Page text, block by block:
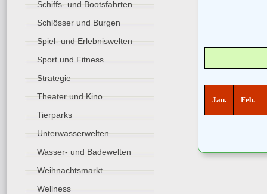
Schiffs- und Bootsfahrten
Schlösser und Burgen
Spiel- und Erlebniswelten
Sport und Fitness
Strategie
Theater und Kino
Tierparks
Unterwasserwelten
Wasser- und Badewelten
Weihnachtsmarkt
Wellness
Jan. Feb.